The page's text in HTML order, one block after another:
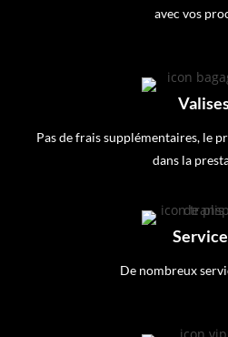
avec vos
Pas de frais supplémentaires, le
dans la
De nombreux